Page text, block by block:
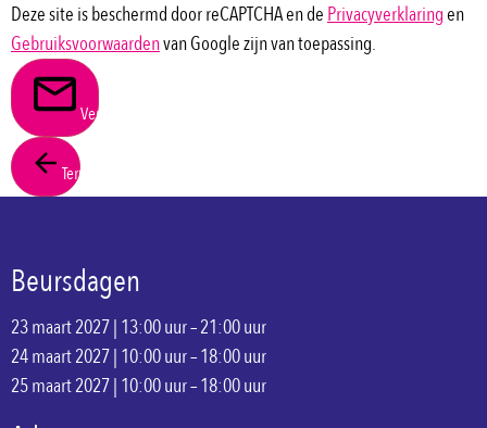
Deze site is beschermd door reCAPTCHA en dePrivacyverklaringen
Gebruiksvoorwaardenvan Google zijn van toepassing.
Verstuur
Terug
Beursdagen
23 maart 2027 | 13:00 uur – 21:00 uur
24 maart 2027 | 10:00 uur – 18:00 uur
25 maart 2027 | 10:00 uur – 18:00 uur